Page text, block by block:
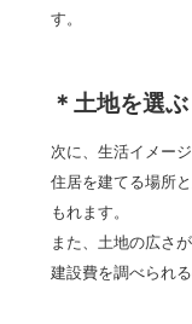
す。
＊土地を選ぶ
次に、生活イメー
住居を建てる場所
もれます。
また、土地の広さ
建設費を調べられ